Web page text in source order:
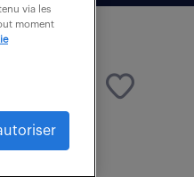
via les
moment